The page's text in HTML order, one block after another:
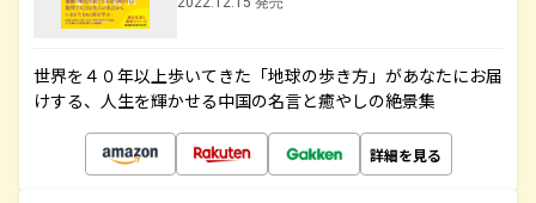
世界を４０年以上歩いてきた「地球の歩き方」があなたにお届
けする、人生を輝かせる中国の名言と癒やしの絶景集
詳細を見る